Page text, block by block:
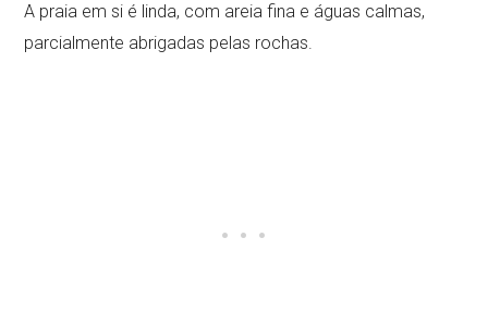
A praia em si é linda, com areia fina e águas calmas,
parcialmente abrigadas pelas rochas.